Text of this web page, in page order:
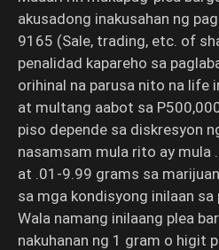
akusadong inakusahan ng
9165 (Sale, trading, etc. of
penalidad kapareho sa
orihinal na parusa nito na
at multang aabot sa
piso depende sa diskresyon
nasamsam mula rito ay mula
at .01-9.99 grams sa
sa mga kondisyong inilaan sa
Wala namang inilaang plea
nakuhanan ng 1 gram o higit